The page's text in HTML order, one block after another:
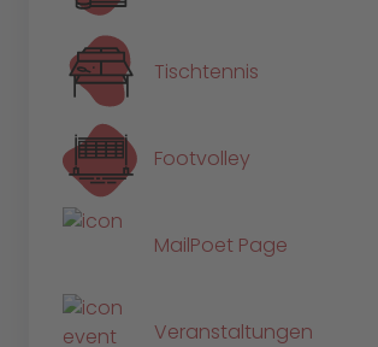
Tischtennis
Footvolley
MailPoet Page
Veranstaltungen